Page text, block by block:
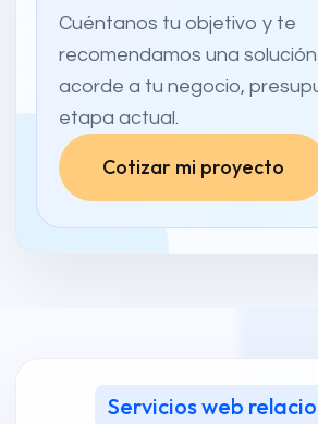
Cuéntanos tu objetivo y te
recomendamos una
acorde a tu negocio,
etapa actual.
Cotizar mi proyecto
Servicios web